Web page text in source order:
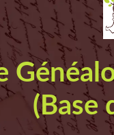
(Base